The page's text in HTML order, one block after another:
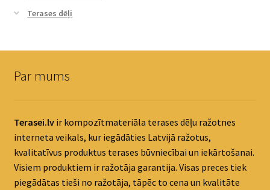
Terases dēļi
Par mums
Terasei.lvir kompozītmateriāla terases dēļu ražotnes
interneta veikals, kur iegādāties Latvijā ražotus,
kvalitatīvus produktus terases būvniecībai un iekārtošanai.
Visiem produktiem ir ražotāja garantija. Visas preces tiek
piegādātas tieši no ražotāja, tāpēc to cena un kvalitāte